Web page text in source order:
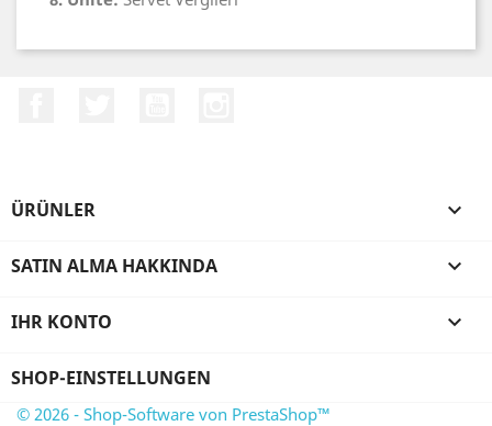
ÜRÜNLER 
SATIN ALMA HAKKINDA 
IHR KONTO 
SHOP-EINSTELLUNGEN
© 2026 - Shop-Software von PrestaShop™